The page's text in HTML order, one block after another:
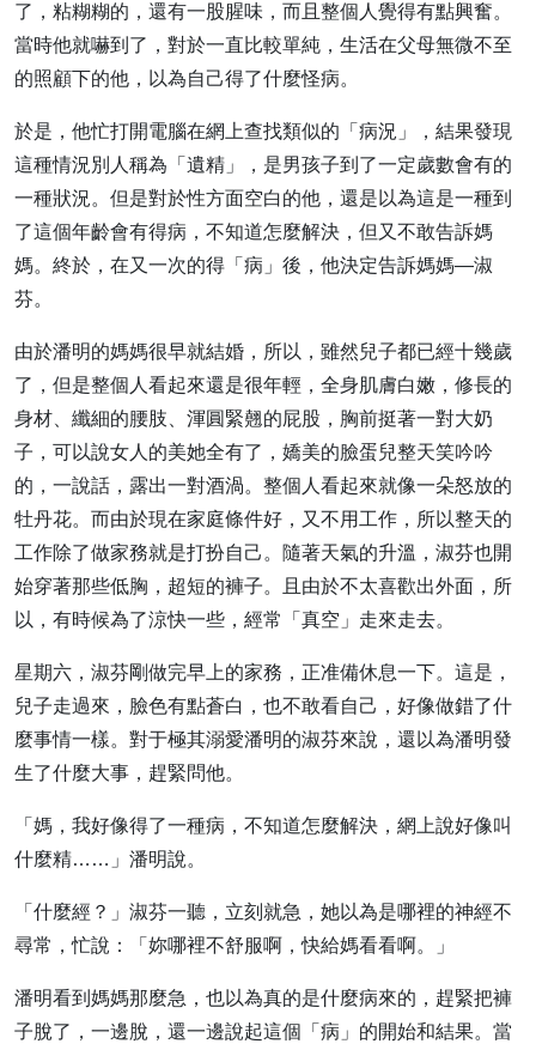
了，粘糊糊的，還有一股腥味，而且整個人覺得有點興奮。
當時他就嚇到了，對於一直比較單純，生活在父母無微不至
的照顧下的他，以為自己得了什麼怪病。
於是，他忙打開電腦在網上查找類似的「病況」，結果發現
這種情況別人稱為「遺精」，是男孩子到了一定歲數會有的
一種狀況。但是對於性方面空白的他，還是以為這是一種到
了這個年齡會有得病，不知道怎麼解決，但又不敢告訴媽
媽。終於，在又一次的得「病」後，他決定告訴媽媽—淑
芬。
由於潘明的媽媽很早就結婚，所以，雖然兒子都已經十幾歲
了，但是整個人看起來還是很年輕，全身肌膚白嫩，修長的
身材、纖細的腰肢、渾圓緊翹的屁股，胸前挺著一對大奶
子，可以說女人的美她全有了，嬌美的臉蛋兒整天笑吟吟
的，一說話，露出一對酒渦。整個人看起來就像一朵怒放的
牡丹花。而由於現在家庭條件好，又不用工作，所以整天的
工作除了做家務就是打扮自己。隨著天氣的升溫，淑芬也開
始穿著那些低胸，超短的褲子。且由於不太喜歡出外面，所
以，有時候為了涼快一些，經常「真空」走來走去。
星期六，淑芬剛做完早上的家務，正准備休息一下。這是，
兒子走過來，臉色有點蒼白，也不敢看自己，好像做錯了什
麼事情一樣。對于極其溺愛潘明的淑芬來說，還以為潘明發
生了什麼大事，趕緊問他。
「媽，我好像得了一種病，不知道怎麼解決，網上說好像叫
什麼精……」潘明說。
「什麼經？」淑芬一聽，立刻就急，她以為是哪裡的神經不
尋常，忙說：「妳哪裡不舒服啊，快給媽看看啊。」
潘明看到媽媽那麼急，也以為真的是什麼病來的，趕緊把褲
子脫了，一邊脫，還一邊說起這個「病」的開始和結果。當